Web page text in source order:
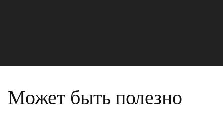
Может быть полезно